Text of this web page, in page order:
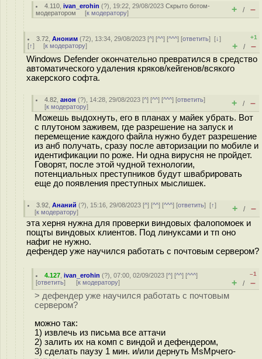
4.110 ,ivan_erohin (?), 19:22, 29/08/2023Скрыто ботом-
модератором [к модератору] + / –
3.72 ,Аноним (72), 13:34, 29/08/2023 [^] [^^] [^^^] [ответить][↓]
[↑] [к модератору]
+1
+ / –
Windows Defender окончательно превратился в средство
автоматического удаления кряков/кейгенов/всякого
хакерского софта.
4.82 ,анон (?), 14:28, 29/08/2023 [^] [^^] [^^^] [ответить]
[к модератору] + / –
Можешь выдохнуть, его в планах у майек убрать. Вот
с плутоном заживем, где разрешение на запуск и
перемещение каждого файла нужно будет разрешение
из анб получать, сразу после авторизации по мобиле и
идентификации по роже. Ни одна вирусня не пройдет.
Говорят, после этой чудной технологии,
потенциальных преступников будут швабрировать
еще до появления преступных мыслишек.
3.92 ,Ананий (?), 15:16, 29/08/2023 [^] [^^] [^^^] [ответить][↑]
[к модератору] + / –
эта херня нужна для проверки виндовых фалопомоек и
пощты виндовых клиентов. Под линуксами и тп оно
нафиг не нужно.
дефендер уже научился работать с почтовым сервером?
4.127 ,ivan_erohin (?), 07:00, 02/09/2023 [^] [^^] [^^^]
[ответить] [к модератору]
–1
+ / –
> дефендер уже научился работать с почтовым
сервером?
можно так:
1) извлечь из письма все аттачи
2) залить их на комп с виндой и дефендером,
3) сделать паузу 1 мин. и/или дернуть MsMpчего-